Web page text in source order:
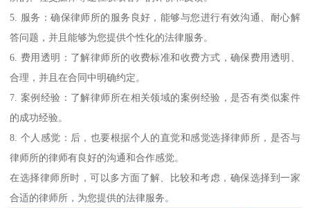
5. 服务：确保律师所的服务良好，能够与您进行有效沟通、耐心解
答问题，并且能够为您提供个性化的法律服务。
6. 费用透明：了解律师所的收费标准和收费方式，确保费用透明、
合理，并且在合同中明确约定。
7. 案例经验：了解律师所在相关领域的案例经验，是否有类似案件
的成功经验。
8. 个人感觉：后，也要根据个人的直觉和感觉选择律师所，是否与
律师所的律师有良好的沟通和合作感觉。
在选择律师所时，可以多方面了解、比较和考虑，确保选择到一家
合适的律师所，为您提供的法律服务。